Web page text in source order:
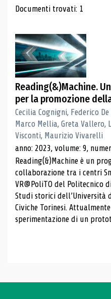
Risultati di
Documenti trovati: 1
Reading(&)Machine.
per la promozione
Cecilia Cognigni, Federico
Marco Mellia, Greta Vallero,
Visconti, Maurizio Vivarelli
anno: 2023, volume: 9,
Reading(&)Machine è un
collaborazione tra i centri
VR@PoliTO del Politecnico
Studi storici dell’Università
Civiche Torinesi.
sperimentazione di un